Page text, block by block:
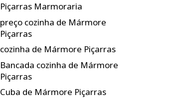
Piçarras Marmoraria
preço cozinha de Mármore
Piçarras
cozinha de Mármore Piçarras
Bancada cozinha de Mármore
Piçarras
Cuba de Mármore Piçarras